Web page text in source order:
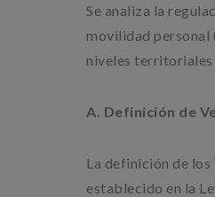
Se analiza la
movilidad personal
niveles territoriales
A. Definición de
La definición de
establecido en la